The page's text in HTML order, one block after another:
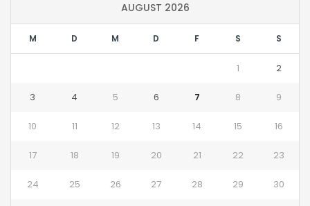
AUGUST 2026
M D M D F S S
1 2
3 4 5 6 7 8 9
10 11 12 13 14 15 16
17 18 19 20 21 22 23
24 25 26 27 28 29 30